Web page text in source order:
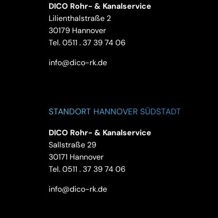
DICO Rohr- & Kanalservice
Lilienthalstraße 2
30179 Hannover
Tel.0511 . 37 39 74 06
info@dico-rk.de
STANDORT HANNOVER SÜDSTADT
DICO Rohr- & Kanalservice
Sallstraße 29
30171 Hannover
Tel.0511 . 37 39 74 06
info@dico-rk.de